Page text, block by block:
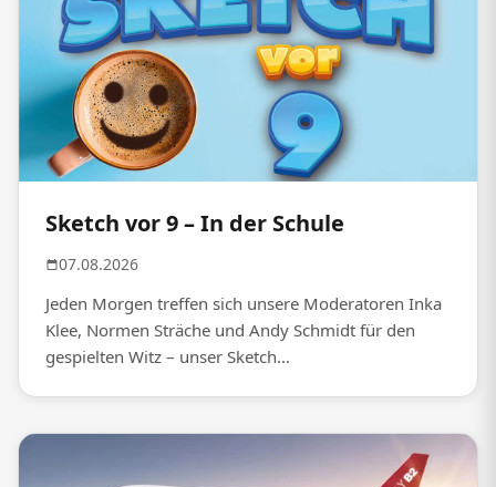
Sketch vor 9 – In der Schule
07.08.2026
Jeden Morgen treffen sich unsere Moderatoren Inka
Klee, Normen Sträche und Andy Schmidt für den
gespielten Witz – unser Sketch...